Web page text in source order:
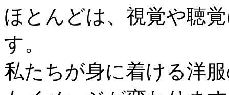
ほとんどは、視覚や聴
す。
私たちが身に着ける洋